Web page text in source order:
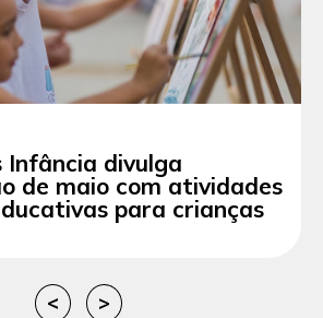
Infância divulga
de maio com atividades
para crianças
< >